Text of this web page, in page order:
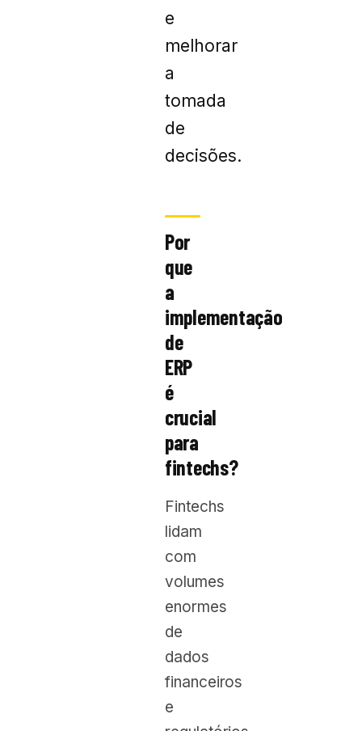
e
melhorar
a
tomada
de
decisões.
Por
que
a
implementação
de
ERP
é
crucial
para
fintechs?
Fintechs
lidam
com
volumes
enormes
de
dados
financeiros
e